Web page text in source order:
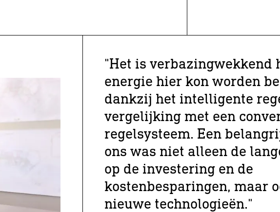
"Het is verbazingwekkend
energie hier kon worden
dankzij het intelligente
vergelijking met een
regelsysteem. Een
ons was niet alleen de
op de investering en de
kostenbesparingen, maar
nieuwe technologieën."